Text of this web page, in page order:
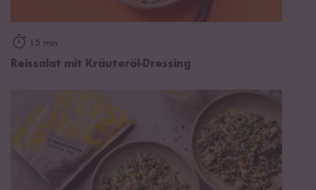
15 min
Reissalat mit Kräuteröl-Dressing